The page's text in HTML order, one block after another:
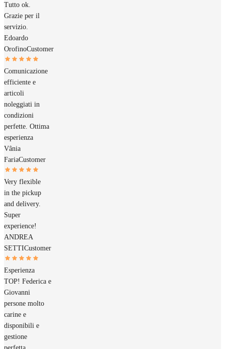
Tutto ok.
Grazie per il
servizio.
Edoardo
OrofinoCustomer
Comunicazione
efficiente e
articoli
noleggiati in
condizioni
perfette. Ottima
esperienza
Vânia
FariaCustomer
Very flexible
in the pickup
and delivery.
Super
experience!
ANDREA
SETTICustomer
Esperienza
TOP! Federica e
Giovanni
persone molto
carine e
disponibili e
gestione